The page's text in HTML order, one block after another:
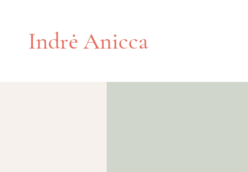
Indrė Anicca